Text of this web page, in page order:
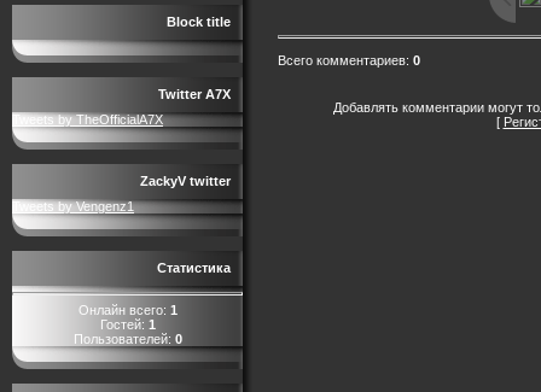
Block title
Twitter A7X
Tweets by TheOfficialA7X
ZackyV twitter
Tweets by Vengenz1
Статистика
Онлайн всего: 1
Гостей: 1
Пользователей: 0
Всего комментариев: 0
Добавлять комментарии могут
[